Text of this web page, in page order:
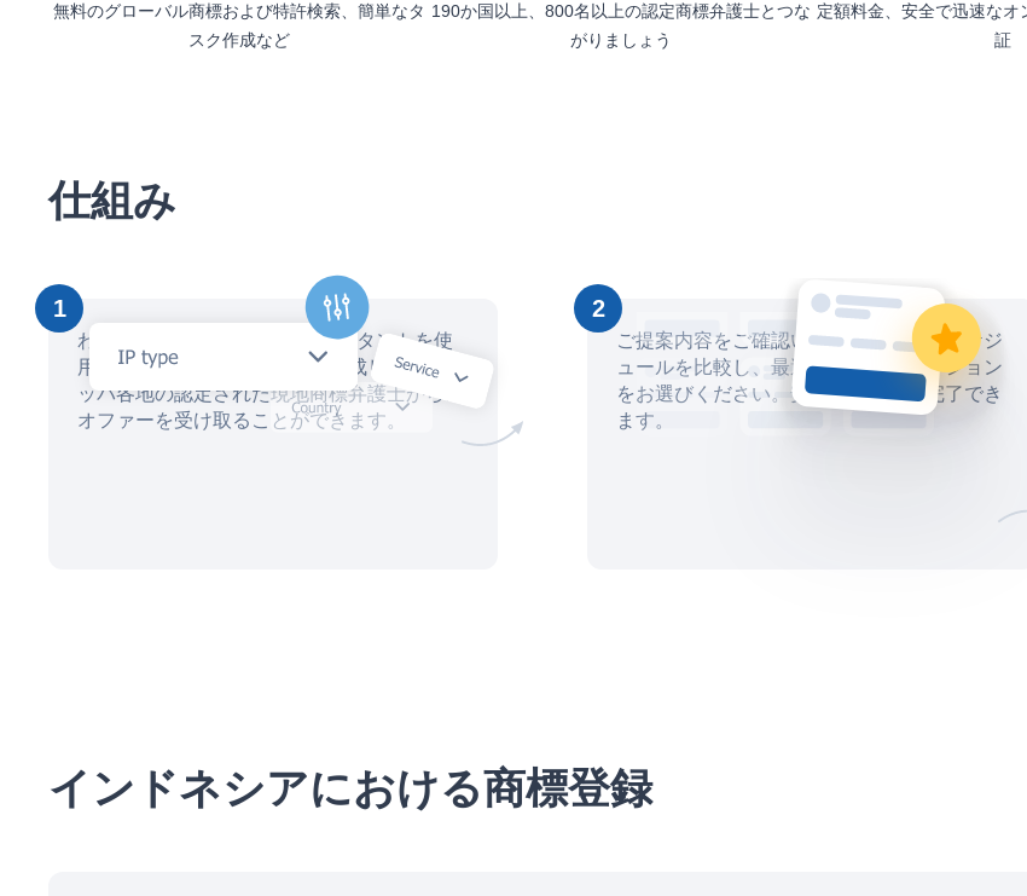
無料のグローバル商標および特許検索、簡単なタ
スク作成など
190か国以上、800名以上の認定商標弁護士とつな
がりましょう
定額料金、安全で迅速なオ
証
仕組み
1
わずか数分で、当社の AI アシスタントを使
用して商標登録リクエストを作成し、ヨーロ
ッパ各地の認定された現地商標弁護士からの
オファーを受け取ることができます。
2
ご提案内容をご確認いただき、価格とスケジ
ュールを比較し、最適な商標出願オプション
をお選びください。安全にお取引を完了でき
ます。
インドネシアにおける商標登録